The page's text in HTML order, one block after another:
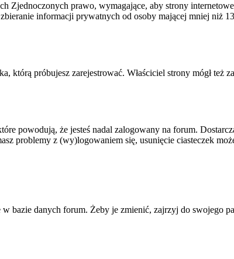
prawo, wymagające, aby strony
informacji prywatnych od osoby mającej mniej niż
którą próbujesz zarejestrować. Właściciel strony mógł też
powodują, że jesteś nadal zalogowany na forum.
problemy z (wy)logowaniem się, usunięcie ciasteczek
bazie danych forum. Żeby je zmienić, zajrzyj do swojego